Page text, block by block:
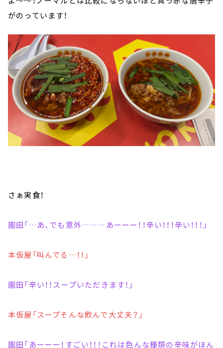
がのっています！
さぁ実食！
園田「…あ、でも意外………あーーー！！辛い！！！辛い！！！」
本仮屋「叫んでる…！！」
園田「辛い！！スープいただきます！」
本仮屋「スープそんな飲んで大丈夫？」
園田「あーーー！すごい！！！これは色んな種類の辛味がほん